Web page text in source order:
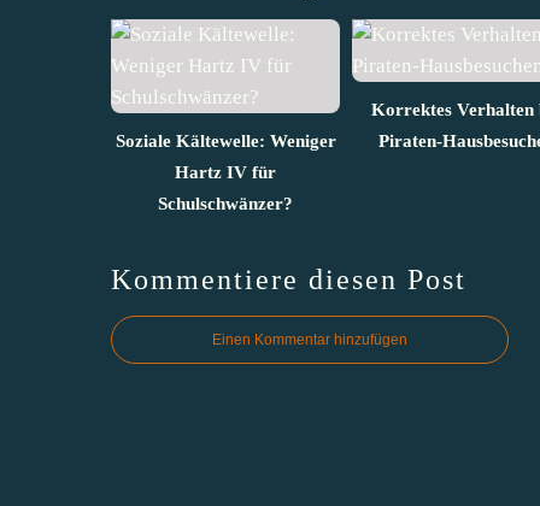
Soziale Kältewelle: Weniger
Hartz IV für
Schulschwänzer?
Korrektes Verhalten
Piraten-
Kommentiere diesen Post
Einen Kommentar hinzufügen